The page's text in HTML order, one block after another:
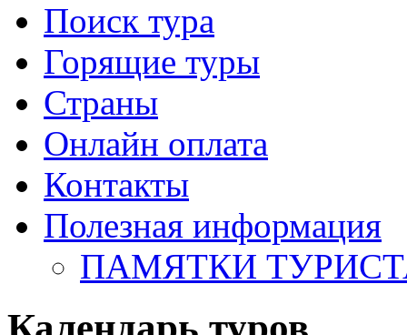
Поиск тура
Горящие туры
Страны
Онлайн оплата
Контакты
Полезная информация
ПАМЯТКИ